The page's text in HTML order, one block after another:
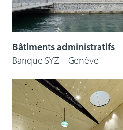
Bâtiments administratifs
Banque SYZ – Genève